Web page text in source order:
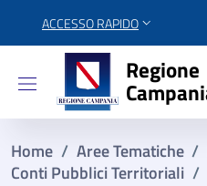
ACCESSO RAPIDO
Regione
Home / Aree Tematiche /
Conti Pubblici Territoriali /